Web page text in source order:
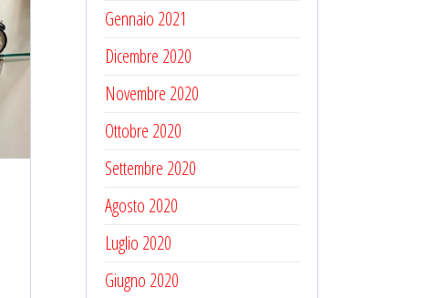
Gennaio 2021
Dicembre 2020
Novembre 2020
Ottobre 2020
Settembre 2020
Agosto 2020
Luglio 2020
Giugno 2020